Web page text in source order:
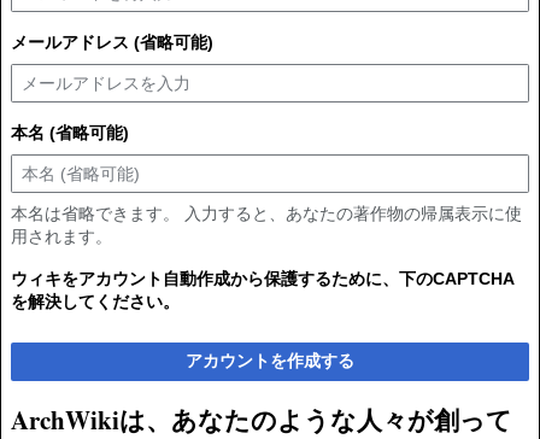
メールアドレス (省略可能)
本名 (省略可能)
本名は省略できます。 入力すると、あなたの著作物の帰属表示に使
用されます。
ウィキをアカウント自動作成から保護するために、下のCAPTCHA
を解決してください。
アカウントを作成する
ArchWikiは、あなたのような人々が創って